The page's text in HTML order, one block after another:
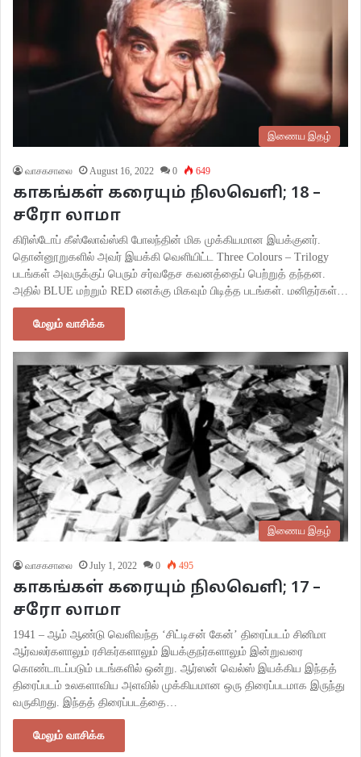
இணைய இதழ்
வாசகசாலை August 16, 2022 0 649
காகங்கள் கரையும் நிலவெளி; 18 –
சரோ லாமா
கிரிஸ்டோப் கீஸ்லோவ்ஸ்கி போலந்தின் மிக முக்கியமான இயக்குனர்.
தொன்னூறுகளில் அவர் இயக்கி வெளியிட்ட Three Colours – Trilogy
படங்கள் அவருக்குப் பெரும் சர்வதேச கவனத்தைப் பெற்றுத் தந்தன.
அதில் BLUE மற்றும் RED எனக்கு மிகவும் பிடித்த படங்கள். மனிதர்கள்…
மேலும் வாசிக்க
இணைய இதழ்
வாசகசாலை July 1, 2022 0 495
காகங்கள் கரையும் நிலவெளி; 17 –
சரோ லாமா
1941 – ஆம் ஆண்டு வெளிவந்த ‘சிட்டிசன் கேன்’ திரைப்படம் சினிமா
ஆர்வலர்களாலும் ரசிகர்களாலும் இயக்குநர்களாலும் இன்றுவரை
கொண்டாடப்படும் படங்களில் ஒன்று. ஆர்ஸன் வெல்ஸ் இயக்கிய இந்தத்
திரைப்படம் உலகளாவிய அளவில் முக்கியமான ஒரு திரைப்படமாக இருந்து
வருகிறது. இந்தத் திரைப்படத்தை…
மேலும் வாசிக்க